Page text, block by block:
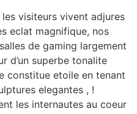
visiteurs vivent adjures
eclat magnifique, nos
de gaming largement
d’un superbe tonalite
constitue etoile en tenant
elegantes , !
les internautes au coeur